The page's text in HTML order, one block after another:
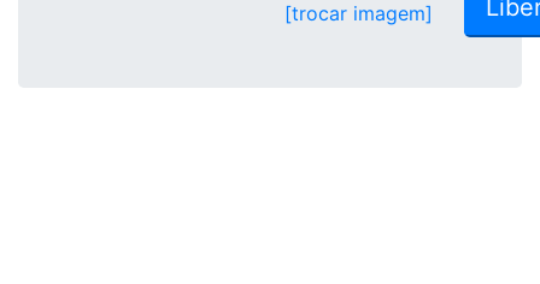
[trocar imagem]